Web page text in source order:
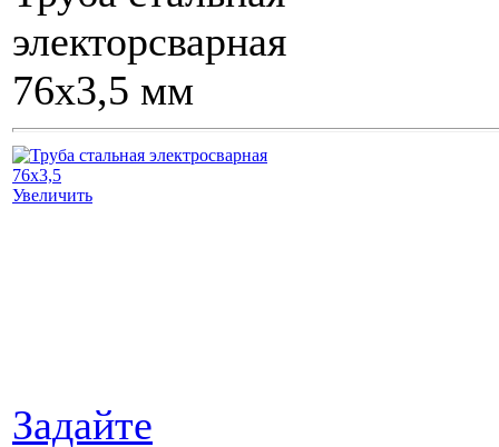
электорсварная
76х3,5 мм
Увеличить
Задайте